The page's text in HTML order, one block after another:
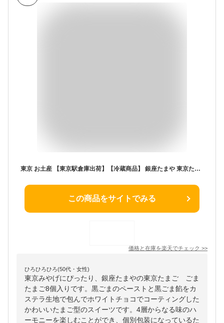
東京 お土産 【東京駅倉庫出荷】【冷蔵商品】 銀座たまや 東京たまご ごまたまご 8個入 おみやげ 土産 東京みやげ 和菓子 和洋菓子 お菓子 スイーツ ゴマタマゴ お中元 お歳暮 御歳暮 内祝い お取り寄せ ギフト プレゼント のし可
この商品をサイトでみる
価格と在庫を楽天でチェック >>
ひろひろひろ(50代・女性)
東京みやげにぴったり、銀座たまやの東京たまご ごま
たまご8個入りです。黒ごまのペーストと黒ごま餡をカ
ステラ生地で包んでホワイトチョコでコーティングした
かわいいたまご型のスイーツです。4層からなる味のハ
ーモニーを楽しむことができ、個別包装になっているた